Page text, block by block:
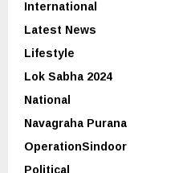
International
Latest News
Lifestyle
Lok Sabha 2024
National
Navagraha Purana
OperationSindoor